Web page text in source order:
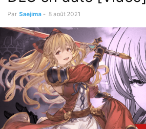
Par Saejima - 8 août 2021